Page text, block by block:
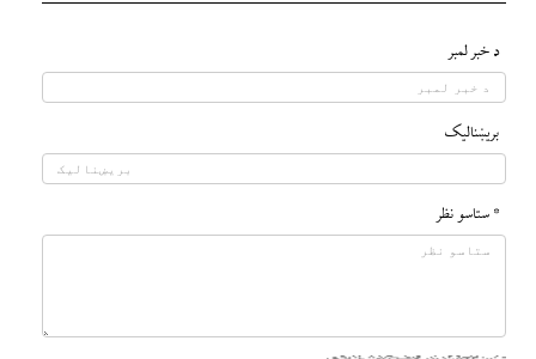
د خبر لمبر
بريښناليک
* ستاسو نظر